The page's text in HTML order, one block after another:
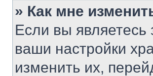
» Как мне
Если вы являетесь
ваши настройки
изменить их,